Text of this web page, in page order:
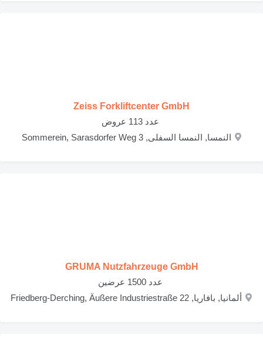
Zeiss Forkliftcenter GmbH
‏ عدد 113 عروض
النمسا, النمسا السفلى, Sommerein, Sarasdorfer Weg 3
GRUMA Nutzfahrzeuge GmbH
‏ عدد 1500 عرضين
ألمانيا, بافاريا, Friedberg-Derching, Äußere Industriestraße 22